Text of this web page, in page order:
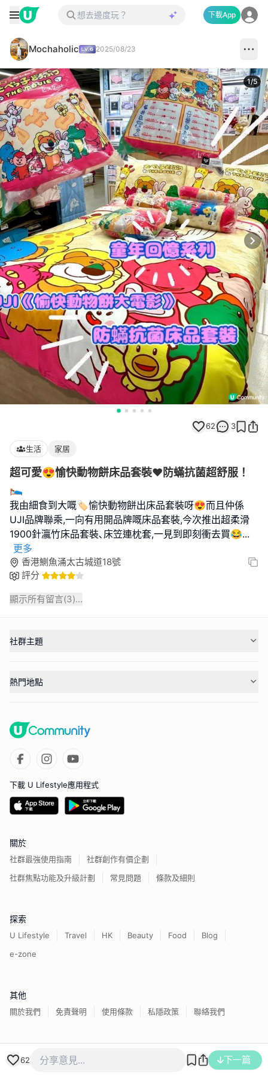
下載App
Mochaholic 2025/08/23
1/5
62 3
生活 家居
超可愛😍愉快動物餅床品套裝❤️防蟎抗菌超舒服！
🛌
我由細食到大嘅🏷️愉快動物餅出床品套裝呀😍而且仲係
UJI品牌聯乘,一向有用開品牌嘅床品套裝,今次推出超柔滑
1900針瀛竹床品套裝､床笠連枕套,一見到即刻衝去買😂...
更多
香港鰂魚涌太古城道18號
評分
顯示所有留言(3)...
62 下一篇
社群主題
熱門地點
下載 U Lifestyle應用程式
關於
社群最強使用指南
社群創作有價企劃
社群焦點功能及升級計劃
常見問題 條款及細則
探索
U Lifestyle Travel HK Beauty Food
Blog
e-zone
其他
關於我們 免責聲明 使用條款 私隱政策 聯絡我們
香港經濟日報版權所有©